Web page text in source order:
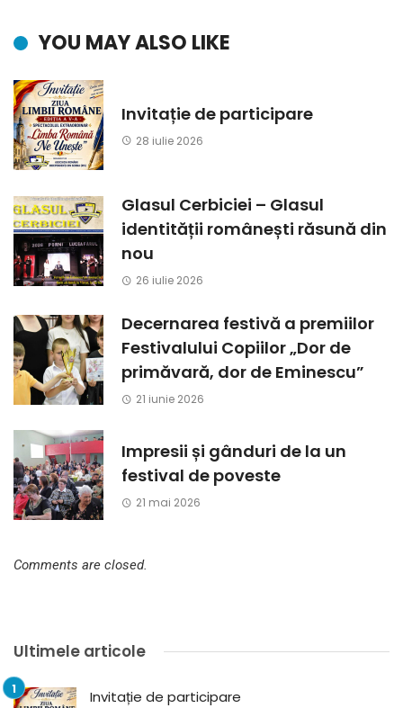
YOU MAY ALSO LIKE
Invitație de participare
28 iulie 2026
Glasul Cerbiciei – Glasul
identității românești răsună din
nou
26 iulie 2026
Decernarea festivă a premiilor
Festivalului Copiilor „Dor de
primăvară, dor de Eminescu”
21 iunie 2026
Impresii și gânduri de la un
festival de poveste
21 mai 2026
Comments are closed.
Ultimele articole
Invitație de participare